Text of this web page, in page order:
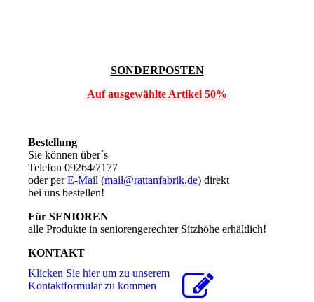
SONDERPOSTEN
Auf ausgewählte Artikel 50%
Bestellung
Sie können über´s
Telefon 09264/7177
oder perE-Mail (mail@rattanfabrik.de) direkt
bei uns bestellen!
Für SENIOREN
alle Produkte in seniorengerechter Sitzhöhe erhältlich!
KONTAKT
Klicken Sie hier um zu unserem
Kon­takt­for­mu­lar zu kommen